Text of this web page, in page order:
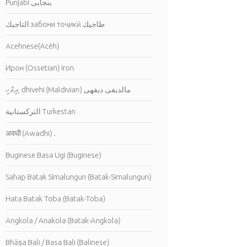
Punjabi بنجابى
التاجيك забони тоҷикӣ طاجيك
Acehnese(Acèh)
Ирон (Ossetian) Iron
ދިވެހި, dhivehi (Maldivian) مالديفى ديفهى
التركستانية Turkestan
अवधी (Awadhi) .
Buginese Basa Ugi (Buginese)
Sahap Batak Simalungun (Batak-Simalungun)
Hata Batak Toba (Batak-Toba)
Angkola / Anakola (Batak-Angkola)
Bhāṣa Bali / Basa Bali (Balinese)